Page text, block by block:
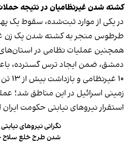
کشته شدن غیرنظامیان در نتیجه
در یکی از موارد ثبت‌شده، سقوط یک
طرطوس منجر به کشته شدن یک زن
همچنین عملیات نظامی در
دمشق، ضمن ایجاد ترس گسترده،
۱۰
زمینی اسرائیل در این مناطق شد؛
استقرار نیروهای نیابتی حکومت
نگرانی نیروهای
شدن طرح خلع سلاح